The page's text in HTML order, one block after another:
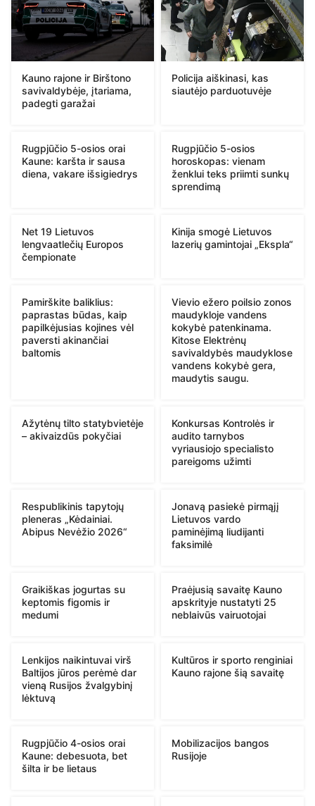
Kauno rajone ir Birštono
savivaldybėje, įtariama,
padegti garažai
Policija aiškinasi, kas
siautėjo parduotuvėje
Rugpjūčio 5-osios orai
Kaune: karšta ir sausa
diena, vakare išsigiedrys
Rugpjūčio 5-osios
horoskopas: vienam
ženklui teks priimti sunkų
sprendimą
Net 19 Lietuvos
lengvaatlečių Europos
čempionate
Kinija smogė Lietuvos
lazerių gamintojai „Ekspla“
Pamirškite baliklius:
paprastas būdas, kaip
papilkėjusias kojines vėl
paversti akinančiai
baltomis
Vievio ežero poilsio zonos
maudykloje vandens
kokybė patenkinama.
Kitose Elektrėnų
savivaldybės maudyklose
vandens kokybė gera,
maudytis saugu.
Ažytėnų tilto statybvietėje
– akivaizdūs pokyčiai
Konkursas Kontrolės ir
audito tarnybos
vyriausiojo specialisto
pareigoms užimti
Respublikinis tapytojų
pleneras „Kėdainiai.
Abipus Nevėžio 2026“
Jonavą pasiekė pirmąjį
Lietuvos vardo
paminėjimą liudijanti
faksimilė
Graikiškas jogurtas su
keptomis figomis ir
medumi
Praėjusią savaitę Kauno
apskrityje nustatyti 25
neblaivūs vairuotojai
Lenkijos naikintuvai virš
Baltijos jūros perėmė dar
vieną Rusijos žvalgybinį
lėktuvą
Kultūros ir sporto renginiai
Kauno rajone šią savaitę
Rugpjūčio 4-osios orai
Kaune: debesuota, bet
šilta ir be lietaus
Mobilizacijos bangos
Rusijoje